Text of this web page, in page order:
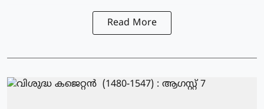
Read More